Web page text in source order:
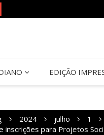
EDIÇÃO
2024 julho 1
inscrições para Projetos